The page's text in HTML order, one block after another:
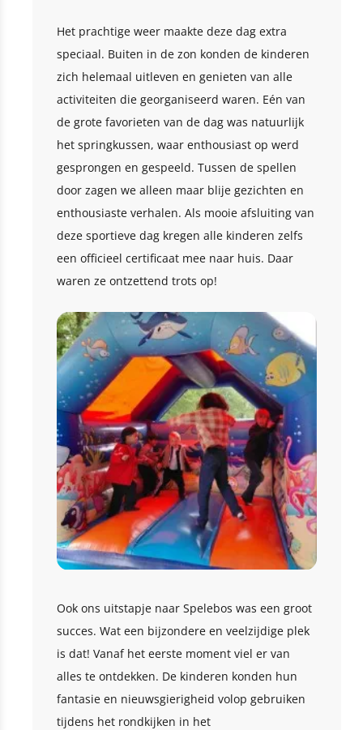
Het prachtige weer maakte deze dag extra
speciaal. Buiten in de zon konden de kinderen
zich helemaal uitleven en genieten van alle
activiteiten die georganiseerd waren. Eén van
de grote favorieten van de dag was natuurlijk
het springkussen, waar enthousiast op werd
gesprongen en gespeeld. Tussen de spellen
door zagen we alleen maar blije gezichten en
enthousiaste verhalen. Als mooie afsluiting van
deze sportieve dag kregen alle kinderen zelfs
een officieel certificaat mee naar huis. Daar
waren ze ontzettend trots op!
Ook ons uitstapje naar Spelebos was een groot
succes. Wat een bijzondere en veelzijdige plek
is dat! Vanaf het eerste moment viel er van
alles te ontdekken. De kinderen konden hun
fantasie en nieuwsgierigheid volop gebruiken
tijdens het rondkijken in het